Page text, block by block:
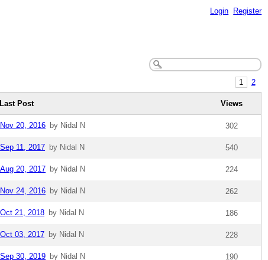
Login Register
1 2
Last Post Views
Nov 20, 2016 by Nidal N 302
Sep 11, 2017 by Nidal N 540
Aug 20, 2017 by Nidal N 224
Nov 24, 2016 by Nidal N 262
Oct 21, 2018 by Nidal N 186
Oct 03, 2017 by Nidal N 228
Sep 30, 2019 by Nidal N 190